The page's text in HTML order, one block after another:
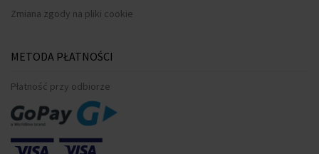
Zmiana zgody na pliki cookie
METODA PŁATNOŚCI
Płatność przy odbiorze